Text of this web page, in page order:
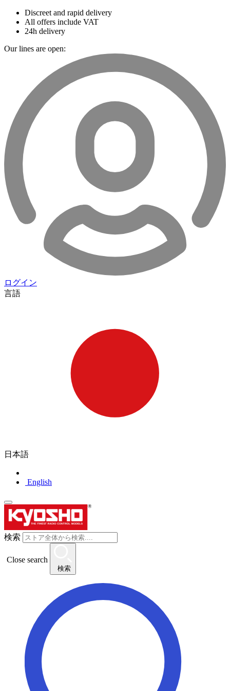
Discreet and rapid delivery
All offers include VAT
24h delivery
Our lines are open:
ログイン
言語
日本語
English
検索
Close search
検索